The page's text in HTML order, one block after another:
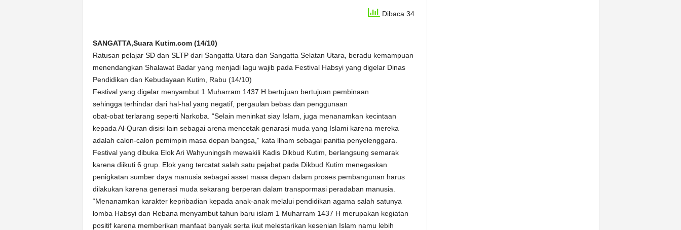
Dibaca 34
SANGATTA,Suara Kutim.com (14/10)
Ratusan pelajar SD dan SLTP dari Sangatta Utara dan Sangatta Selatan Utara, beradu kemampuan
menendangkan Shalawat Badar yang menjadi lagu wajib pada Festival Habsyi yang digelar Dinas
Pendidikan dan Kebudayaan Kutim, Rabu (14/10)
Festival yang digelar menyambut 1 Muharram 1437 H bertujuan bertujuan pembinaan
sehingga terhindar dari hal-hal yang negatif, pergaulan bebas dan penggunaan
obat-obat terlarang seperti Narkoba. “Selain meninkat siay Islam, juga menanamkan kecintaan
kepada Al-Quran disisi lain sebagai arena mencetak genarasi muda yang Islami karena mereka
adalah calon-calon pemimpin masa depan bangsa,” kata llham sebagai panitia penyelenggara.
Festival yang dibuka Elok Ari Wahyuningsih mewakili Kadis Dikbud Kutim, berlangsung semarak
karena diikuti 6 grup. Elok yang tercatat salah satu pejabat pada Dikbud Kutim menegaskan
penigkatan sumber daya manusia sebagai asset masa depan dalam proses pembangunan harus
dilakukan karena generasi muda sekarang berperan dalam transpormasi peradaban manusia.
“Menanamkan karakter kepribadian kepada anak-anak melalui pendidikan agama salah satunya
lomba Habsyi dan Rebana menyambut tahun baru islam 1 Muharram 1437 H merupakan kegiatan
positif karena memberikan manfaat banyak serta ikut melestarikan kesenian Islam namu lebih